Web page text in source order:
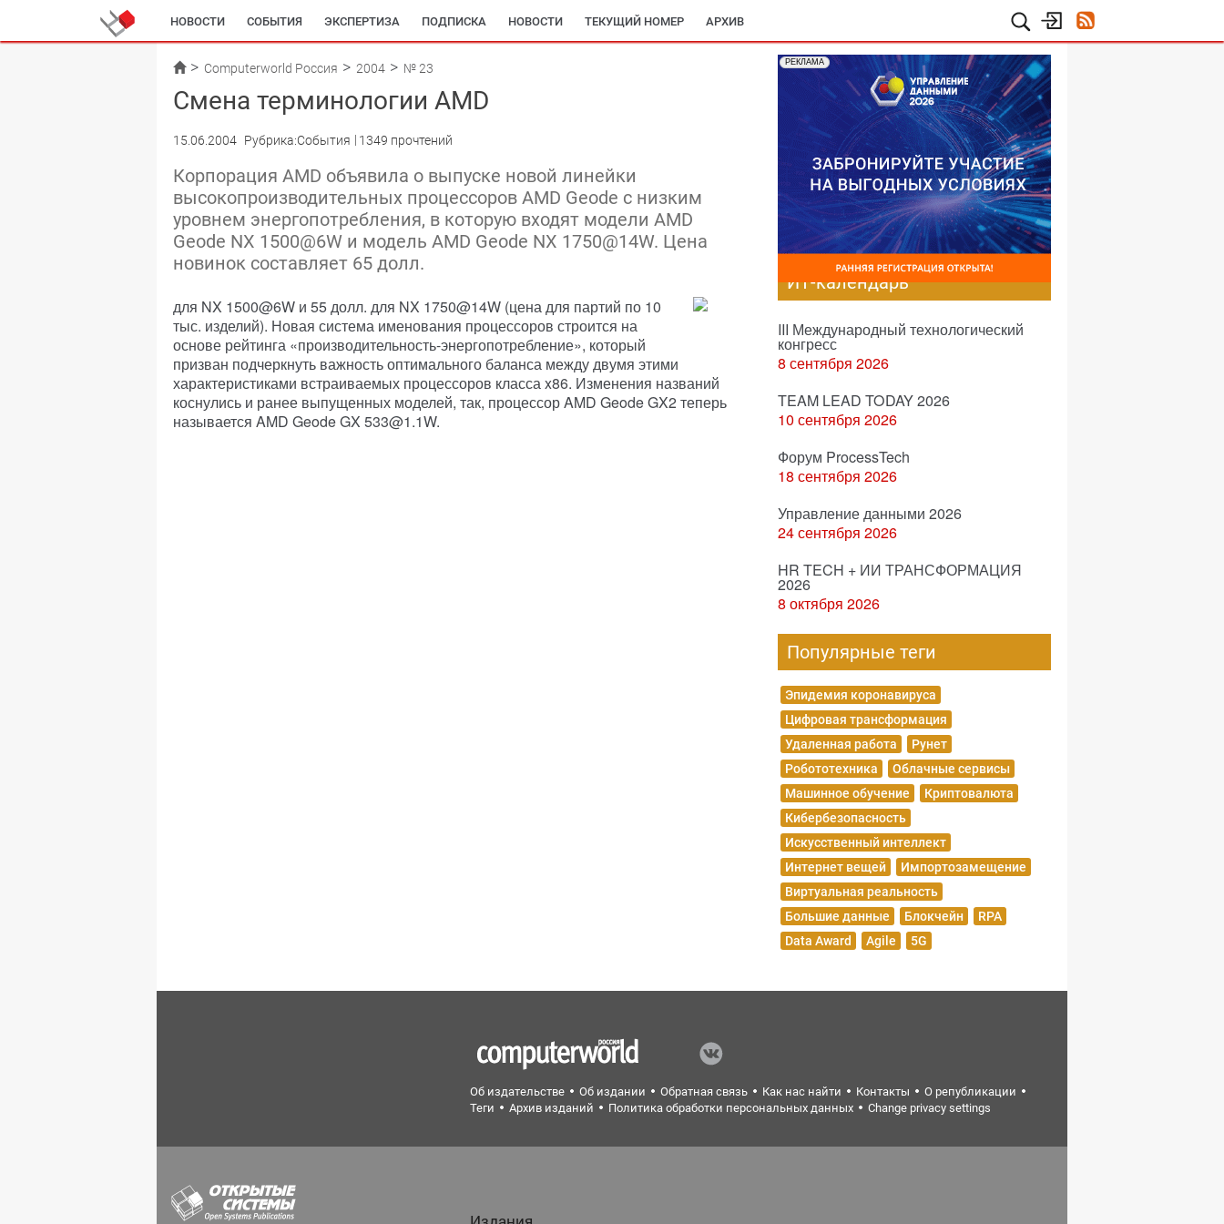
НОВОСТИ СОБЫТИЯ ЭКСПЕРТИЗА ПОДПИСКА НОВОСТИ ТЕКУЩИЙ НОМЕР АРХИВ
Computerworld Россия 2004 № 23
Смена терминологии AMD
15.06.2004 Рубрика:События 1349 прочтений
Корпорация AMD объявила о выпуске новой линейки
высокопроизводительных процессоров AMD Geode с низким
уровнем энергопотребления, в которую входят модели AMD
Geode NX 1500@6W и модель AMD Geode NX 1750@14W. Цена
новинок составляет 65 долл.
для NX 1500@6W и 55 долл. для NX 1750@14W (цена для партий по 10
тыс. изделий). Новая система именования процессоров строится на
основе рейтинга «производительность-энергопотребление», который
призван подчеркнуть важность оптимального баланса между двумя этими
характеристиками встраиваемых процессоров класса x86. Изменения названий
коснулись и ранее выпущенных моделей, так, процессор AMD Geode GX2 теперь
называется AMD Geode GX 533@1.1W.
РЕКЛАМА
ИТ-календарь
III Международный технологический
конгресс
8 сентября 2026
TEAM LEAD TODAY 2026
10 сентября 2026
Форум ProcessTech
18 сентября 2026
Управление данными 2026
24 сентября 2026
HR TECH + ИИ ТРАНСФОРМАЦИЯ
2026
8 октября 2026
Популярные теги
Эпидемия коронавируса
Цифровая трансформация
Удаленная работа
Рунет
Робототехника
Облачные сервисы
Машинное обучение
Криптовалюта
Кибербезопасность
Искусственный интеллект
Интернет вещей
Импортозамещение
Виртуальная реальность
Большие данные
Блокчейн
RPA
Data Award
Agile 5G
Об издательстве Об издании Обратная связь Как нас найти Контакты
О републикации
Теги
Архив изданий Политика обработки персональных данных Change privacy settings